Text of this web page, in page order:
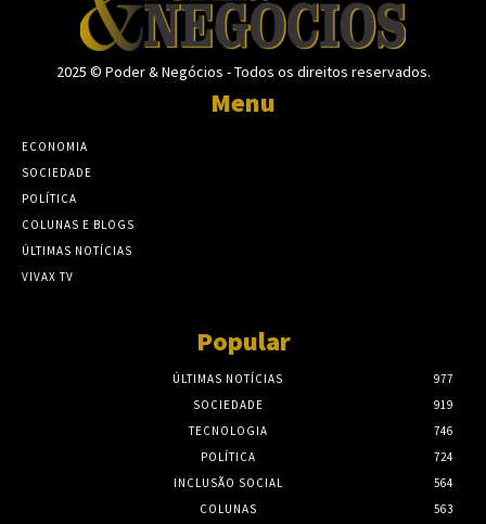
2025 © Poder & Negócios - Todos os direitos reservados.
Menu
ECONOMIA
SOCIEDADE
POLÍTICA
COLUNAS E BLOGS
ÚLTIMAS NOTÍCIAS
VIVAX TV
Popular
ÚLTIMAS NOTÍCIAS
977
SOCIEDADE
919
TECNOLOGIA
746
POLÍTICA
724
INCLUSÃO SOCIAL
564
COLUNAS
563